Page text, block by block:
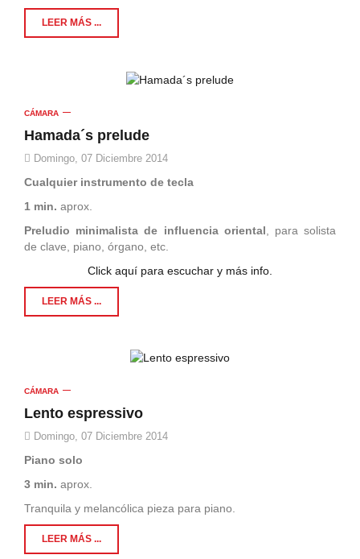
LEER MÁS ...
CÁMARA
Hamada´s prelude
Domingo, 07 Diciembre 2014
Cualquier instrumento de tecla
1 min. aprox.
Preludio minimalista de influencia oriental , para solista
de clave, piano, órgano, etc.
Click aquí para escuchar y más info.
LEER MÁS ...
CÁMARA
Lento espressivo
Domingo, 07 Diciembre 2014
Piano solo
3 min. aprox.
Tranquila y melancólica pieza para piano.
LEER MÁS ...